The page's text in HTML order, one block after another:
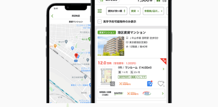
間取り
2LDK
香川県高松市三条町
価 格
4.50万円
住 所
香川県高松市三条町
専有面積 44.55m²
間取り
1LDK
香川県高松市室町